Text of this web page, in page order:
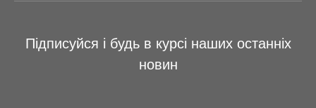
Підписуйся і будь в курсі наших останніх
новин